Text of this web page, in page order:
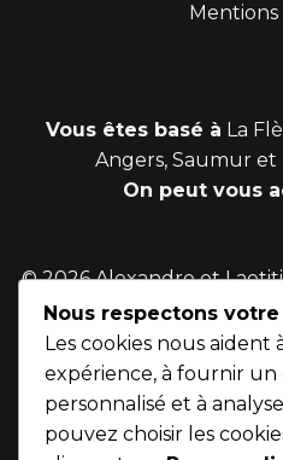
Vous êtes basé à La
Angers, Saumuret
On peut vous
© 2026 Alexandre et
Site
Nous respectons
Les cookies nous aident
expérience, à fournir
personnalisé et à
pouvez choisir les